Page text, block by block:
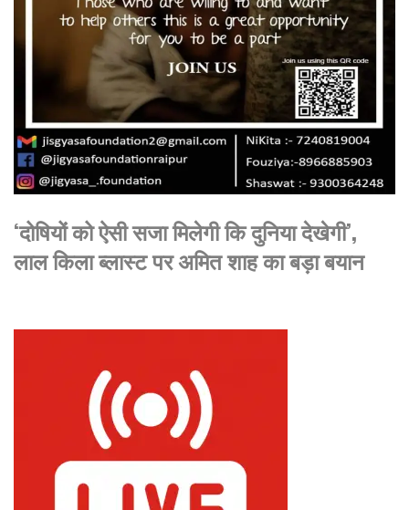
‘दोषियों को ऐसी सजा मिलेगी कि दुनिया देखेगी’,
लाल किला ब्लास्ट पर अमित शाह का बड़ा बयान